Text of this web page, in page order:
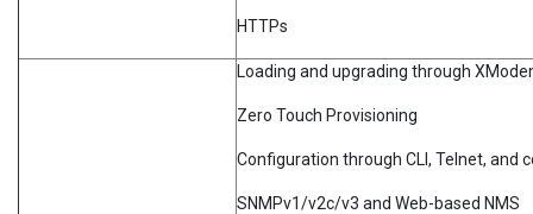
HTTPs
Loading and upgrading through
Zero Touch Provisioning
Configuration through CLI, Telnet, and
SNMPv1/v2c/v3 and Web-based NMS